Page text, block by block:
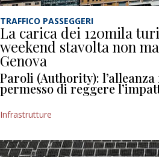
TRAFFICO PASSEGGERI
La carica dei 120mila
weekend stavolta non
Genova
Paroli (Authority):
permesso di reggere
Infrastrutture